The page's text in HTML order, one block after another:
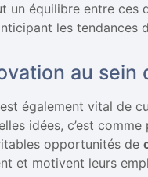
un équilibre entre ces
les tendances
au sein
également vital de
idées, c’est comme
opportunités de
et motivent leurs